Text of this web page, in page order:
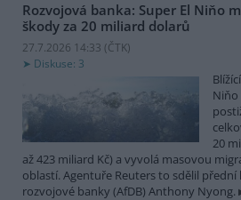
Rozvojová banka: Super El Niňo
škody za 20 miliard dolarů
27.7.2026 14:33 (ČTK)
Diskuse: 3
20
až 423 miliard Kč) a vyvolá masovou
oblastí. Agentuře Reuters to sdělil
rozvojové banky (AfDB) Anthony Nyong.